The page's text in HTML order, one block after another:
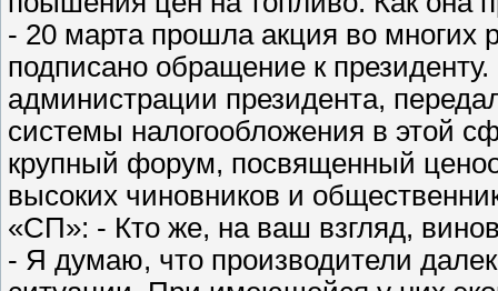
- 20 марта прошла акция во многих
подписано обращение к
администрации президента,
системы налогообложения в этой
крупный форум, посвященный
высоких чиновников и
«СП»: - Кто же, на ваш взгляд,
- Я думаю, что производители